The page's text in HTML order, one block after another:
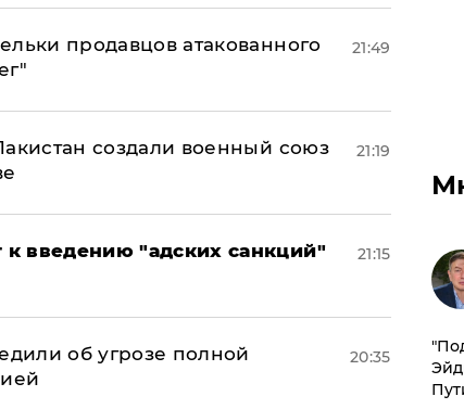
продавцов атакованного
21:49
создали военный союз
21:19
введению "адских санкций"
21:15
об угрозе полной
20:35